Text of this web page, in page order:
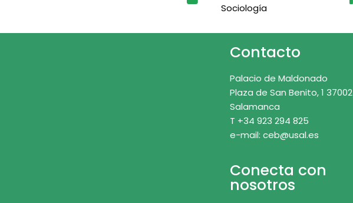
Sociología
Contacto
Palacio de Maldonado
Plaza de San Benito, 1 37002
Salamanca
T +34 923 294 825
e-mail: ceb@usal.es
Conecta con
nosotros